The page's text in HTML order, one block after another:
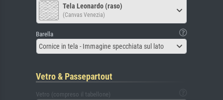
Tela Leonardo (raso)
(Canvas Venezia)
Barella
Cornice in tela - Immagine specchiata sul lato
Vetro & Passepartout
Vetro (compreso il tabellone)